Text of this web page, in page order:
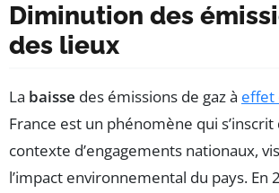
Diminution des
des lieux
La baisse des émissions de gaz à effet
France est un phénomène qui s’inscrit
contexte d’engagements nationaux,
l’impact environnemental du pays. En